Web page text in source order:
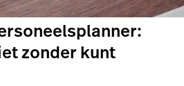
zonder kunt